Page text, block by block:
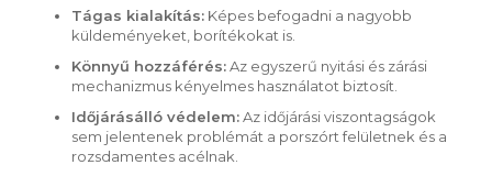
Tágas kialakítás: Képes befogadni a nagyobb
küldeményeket, borítékokat is.
Könnyű hozzáférés:Az egyszerű nyitási és zárási
mechanizmus kényelmes használatot biztosít.
Időjárásálló védelem:Az időjárási viszontagságok
sem jelentenek problémát a porszórt felületnek és a
rozsdamentes acélnak.